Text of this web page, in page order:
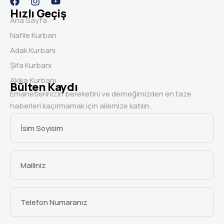
Hızlı Geçiş
Ana Sayfa
Nafile Kurban
Adak Kurbanı
Şifa Kurbanı
Akika Kurbanı
Bülten Kaydı
Emanetlerinizin bereketini ve derneğimizden en taze
haberleri kaçırmamak için ailemize katılın.